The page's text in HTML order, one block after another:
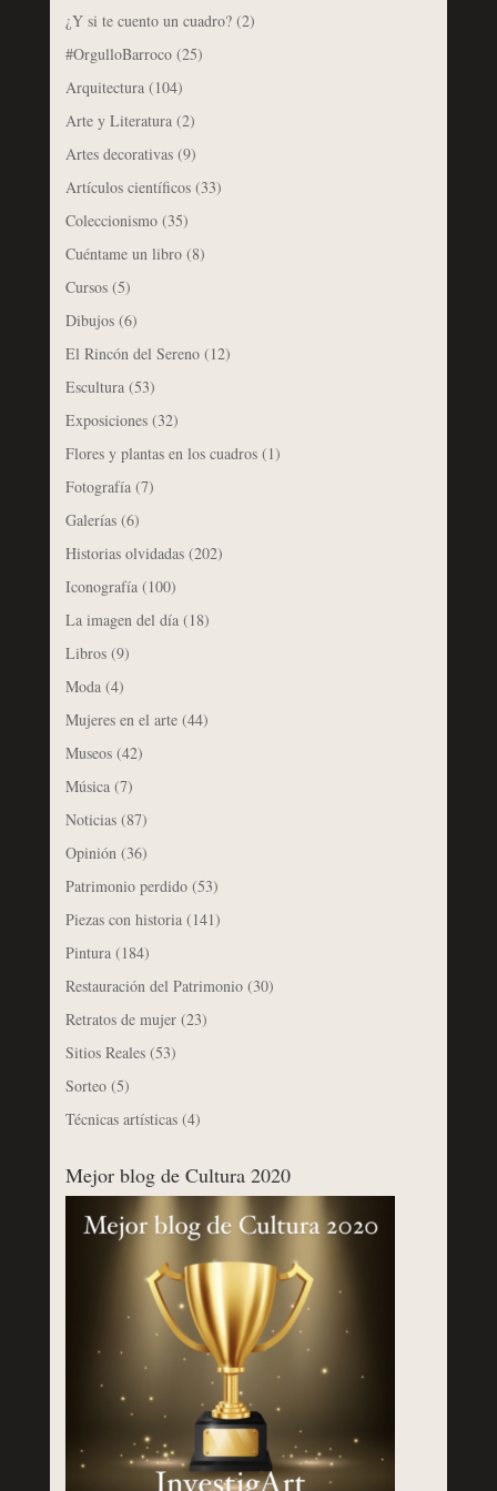
¿Y si te cuento un cuadro?(2)
#OrgulloBarroco(25)
Arquitectura(104)
Arte y Literatura(2)
Artes decorativas(9)
Artículos científicos(33)
Coleccionismo(35)
Cuéntame un libro(8)
Cursos(5)
Dibujos(6)
El Rincón del Sereno(12)
Escultura(53)
Exposiciones(32)
Flores y plantas en los cuadros(1)
Fotografía(7)
Galerías(6)
Historias olvidadas(202)
Iconografía(100)
La imagen del día(18)
Libros(9)
Moda(4)
Mujeres en el arte(44)
Museos(42)
Música(7)
Noticias(87)
Opinión(36)
Patrimonio perdido(53)
Piezas con historia(141)
Pintura(184)
Restauración del Patrimonio(30)
Retratos de mujer(23)
Sitios Reales(53)
Sorteo(5)
Técnicas artísticas(4)
Mejor blog de Cultura 2020